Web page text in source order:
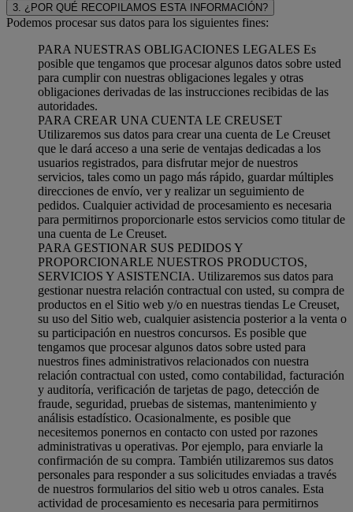
3. ¿POR QUÉ RECOPILAMOS ESTA INFORMACIÓN?
Podemos procesar sus datos para los siguientes fines:
PARA NUESTRAS OBLIGACIONES LEGALES Es
posible que tengamos que procesar algunos datos sobre usted
para cumplir con nuestras obligaciones legales y otras
obligaciones derivadas de las instrucciones recibidas de las
autoridades.
PARA CREAR UNA CUENTA LE CREUSET
Utilizaremos sus datos para crear una cuenta de Le Creuset
que le dará acceso a una serie de ventajas dedicadas a los
usuarios registrados, para disfrutar mejor de nuestros
servicios, tales como un pago más rápido, guardar múltiples
direcciones de envío, ver y realizar un seguimiento de
pedidos. Cualquier actividad de procesamiento es necesaria
para permitirnos proporcionarle estos servicios como titular de
una cuenta de Le Creuset.
PARA GESTIONAR SUS PEDIDOS Y
PROPORCIONARLE NUESTROS PRODUCTOS,
SERVICIOS Y ASISTENCIA. Utilizaremos sus datos para
gestionar nuestra relación contractual con usted, su compra de
productos en el Sitio web y/o en nuestras tiendas Le Creuset,
su uso del Sitio web, cualquier asistencia posterior a la venta o
su participación en nuestros concursos. Es posible que
tengamos que procesar algunos datos sobre usted para
nuestros fines administrativos relacionados con nuestra
relación contractual con usted, como contabilidad, facturación
y auditoría, verificación de tarjetas de pago, detección de
fraude, seguridad, pruebas de sistemas, mantenimiento y
análisis estadístico. Ocasionalmente, es posible que
necesitemos ponernos en contacto con usted por razones
administrativas u operativas. Por ejemplo, para enviarle la
confirmación de su compra. También utilizaremos sus datos
personales para responder a sus solicitudes enviadas a través
de nuestros formularios del sitio web u otros canales. Esta
actividad de procesamiento es necesaria para permitirnos